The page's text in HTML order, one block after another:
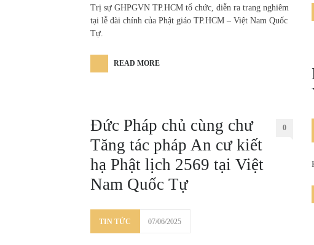
Trị sự GHPGVN TP.HCM tổ chức, diễn ra trang nghiêm
tại lễ đài chính của Phật giáo TP.HCM – Việt Nam Quốc
Tự.
READ MORE
Đức Pháp chủ cùng chư
Tăng tác pháp An cư kiết
hạ Phật lịch 2569 tại Việt
Nam Quốc Tự
0
TIN TỨC 07/06/2025